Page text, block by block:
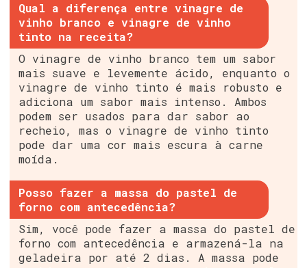
Qual a diferença entre vinagre de
vinho branco e vinagre de vinho
tinto na receita?
O vinagre de vinho branco tem um sabor
mais suave e levemente ácido, enquanto o
vinagre de vinho tinto é mais robusto e
adiciona um sabor mais intenso. Ambos
podem ser usados para dar sabor ao
recheio, mas o vinagre de vinho tinto
pode dar uma cor mais escura à carne
moída.
Posso fazer a massa do pastel de
forno com antecedência?
Sim, você pode fazer a massa do pastel de
forno com antecedência e armazená-la na
geladeira por até 2 dias. A massa pode